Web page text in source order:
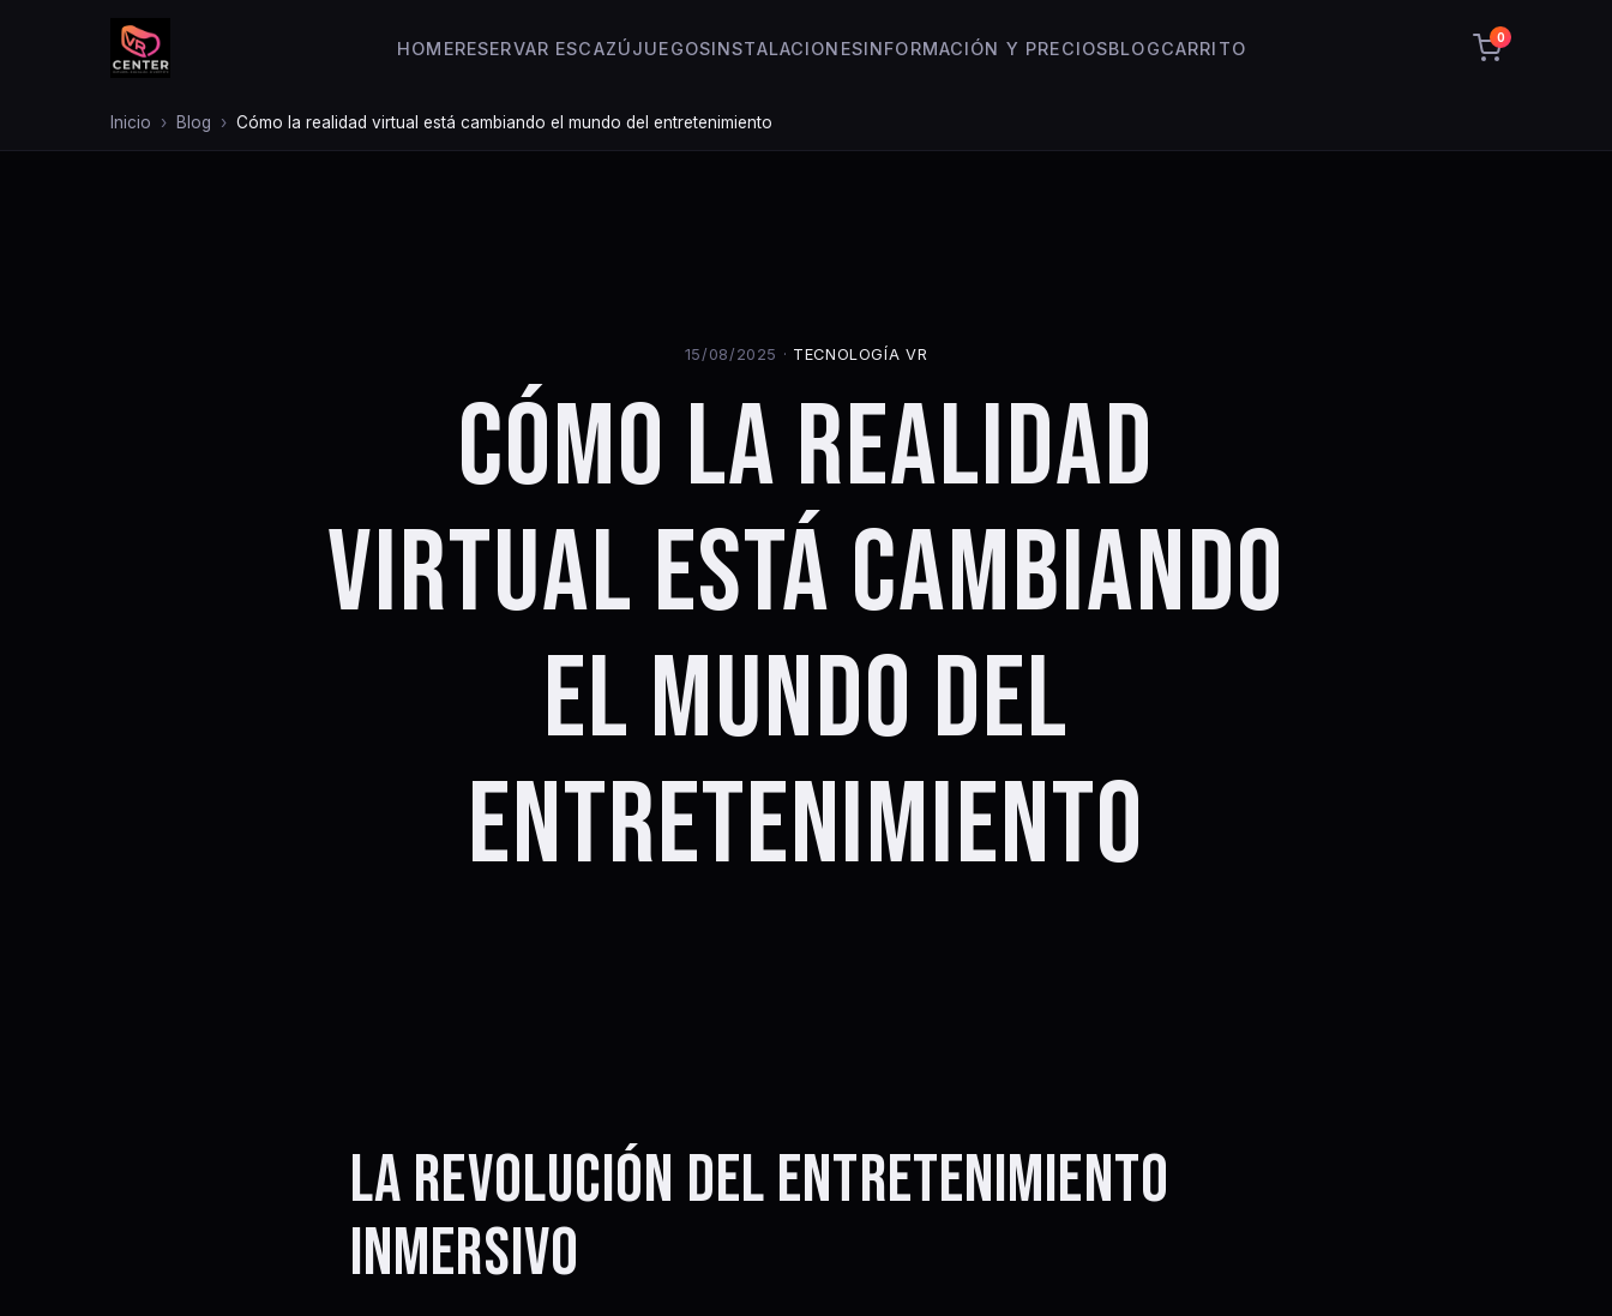
HOMERESERVAR ESCAZÚJUEGOSINSTALACIONESINFORMACIÓN Y PRECIOSBLOGCARRITO
0
Inicio Blog Cómo la realidad virtual está cambiando el mundo del entretenimiento
15/08/2025 · TECNOLOGÍA VR
CÓMO LA REALIDAD
VIRTUAL ESTÁ CAMBIANDO
EL MUNDO DEL
ENTRETENIMIENTO
LA REVOLUCIÓN DEL ENTRETENIMIENTO
INMERSIVO